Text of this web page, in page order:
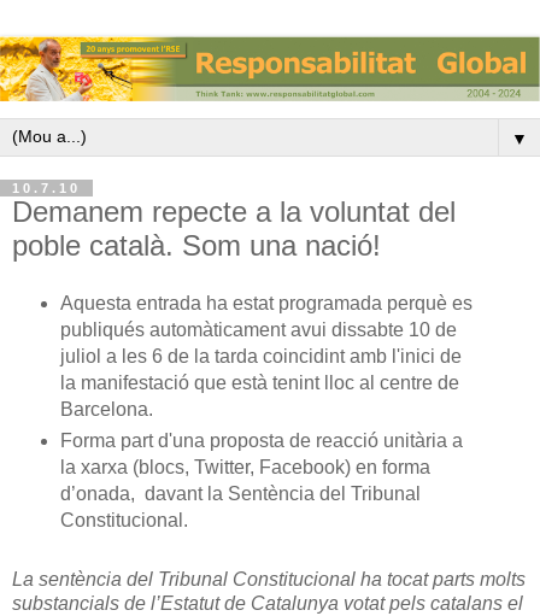
▼
10.7.10
Demanem repecte a la voluntat del
poble català. Som una nació!
Aquesta entrada ha estat programada perquè es
publiqués automàticament avui dissabte 10 de
juliol a les 6 de la tarda coincidint amb l'inici de
la manifestació que està tenint lloc al centre de
Barcelona.
Forma part d'una proposta de reacció unitària a
la xarxa (blocs, Twitter, Facebook) en forma
d’onada, davant la Sentència del Tribunal
Constitucional.
La sentència del Tribunal Constitucional ha tocat parts molts
substancials de l’Estatut de Catalunya votat pels catalans el